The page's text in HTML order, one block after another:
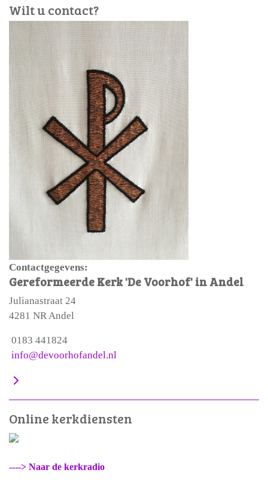
Wilt u contact?
Contactgegevens:
Gereformeerde Kerk 'De Voorhof' in Andel
Julianastraat 24
4281 NR Andel
0183 441824
info@devoorhofandel.nl
Online kerkdiensten
----> Naar de kerkradio